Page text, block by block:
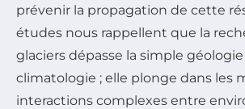
prévenir la propagation de cette
études nous rappellent que la
glaciers dépasse la simple
climatologie ; elle plonge dans les
interactions complexes entre